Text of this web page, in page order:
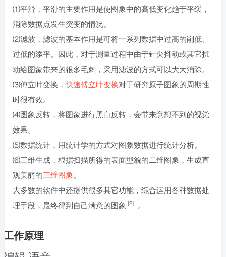
⑴平滑，平滑的主要作用是使图象中的高低变化趋于平缓，
消除数据点发生突变的情况。
⑵滤波，滤波的基本作用是可将一系列数据中过高的削低、
过低的添平。因此，对于测量过程中由于针尖抖动或其它扰
动给图象带来的很多毛刺，采用滤波的方式可以大大消除。
⑶傅立叶变换，快速傅立叶变换对于研究原子图象的周期性
时很有效。
⑷图象反转，将图象进行黑白反转，会带来意想不到的视觉
效果。
⑸数据统计，用统计学的方式对图象数据进行统计分析。
⑹三维生成，根据扫描所得的表面型貌的二维图象，生成直
观美丽的三维图象。
大多数的软件中还提供很多其它功能，综合运用各种数据处
理手段，最终得到自己满意的图象 [2] 。
工作原理